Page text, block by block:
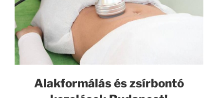
Alakformálás és zsírbontó